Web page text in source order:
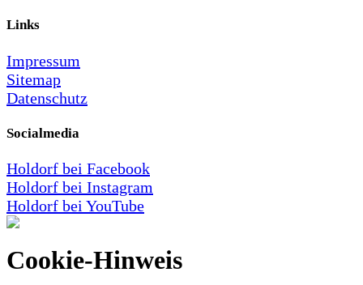
Links
Impressum
Sitemap
Datenschutz
Socialmedia
Holdorf bei Facebook
Holdorf bei Instagram
Holdorf bei YouTube
Cookie-Hinweis